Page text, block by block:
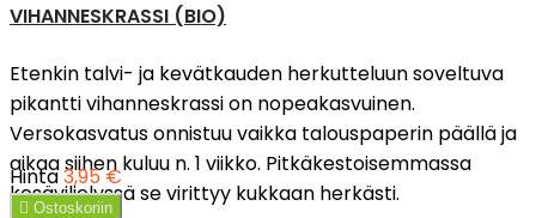
VIHANNESKRASSI (BIO)
Etenkin talvi- ja kevätkauden herkutteluun soveltuva
pikantti vihanneskrassi on nopeakasvuinen.
Versokasvatus onnistuu vaikka talouspaperin päällä ja
aikaa siihen kuluu n. 1 viikko. Pitkäkestoisemmassa
kesäviljelyssä se virittyy kukkaan herkästi.
Hinta3,95 €
 Ostoskoriin